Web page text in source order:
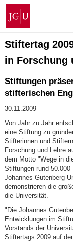
Zum
Inhalt
springen
Johannes
Gutenberg-
Universität
Mainz
Stiftertag
in Forschung
Stiftungen
stifterischen
30.11.2009
Von Jahr zu Jahr
eine Stiftung zu
Stifterinnen und
Forschung und Lehre
dem Motto "Wege in
Stiftungen rund
Johannes Gutenberg-
demonstrieren die
die Universität.
"Die Johannes
Entwicklungen im
Vorstands der
Stiftertags 2009 auf